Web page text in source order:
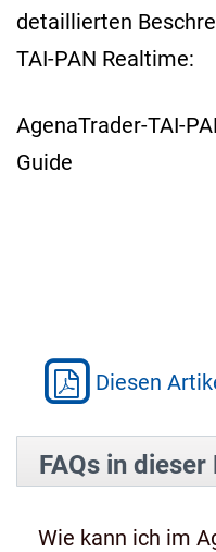
detaillierten
TAI-PAN Realtime:
AgenaTrader-TAI-
Guide
Diesen
FAQs in
Wie kann ich im